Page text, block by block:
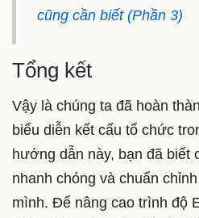
cũng cần biết (Phần 3)
Tổng kết
Vậy là chúng ta đã hoàn
biểu diễn kết cấu tổ chức
hướng dẫn này, bạn đã biết
nhanh chóng và chuẩn
mình. Để nâng cao trình độ